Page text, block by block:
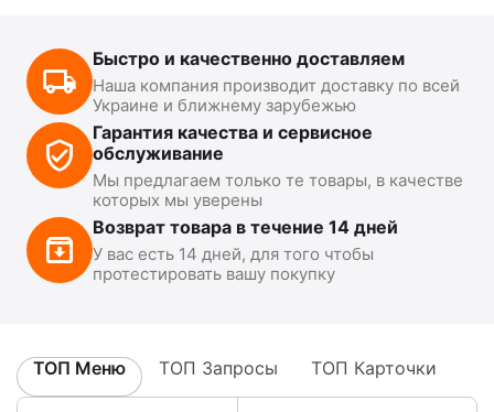
Быстро и качественно доставляем
Наша компания производит доставку по всей
Украине и ближнему зарубежью
Гарантия качества и сервисное
обслуживание
Мы предлагаем только те товары, в качестве
которых мы уверены
Возврат товара в течение 14 дней
У вас есть 14 дней, для того чтобы
протестировать вашу покупку
ТОП Меню ТОП Запросы ТОП Карточки